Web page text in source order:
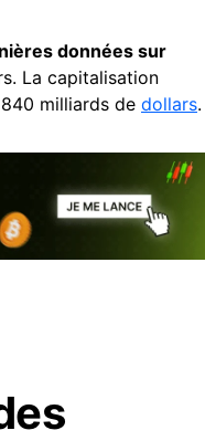
données sur
La capitalisation
milliards de dollars.